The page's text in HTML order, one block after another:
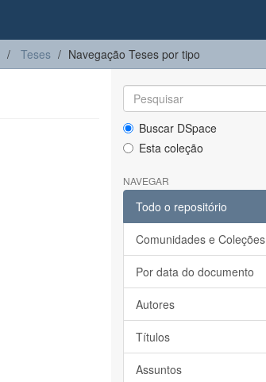
Teses Navegação Teses por tipo
Buscar DSpace
Esta coleção
NAVEGAR
Todo o repositório
Comunidades e Coleções
Por data do documento
Autores
Títulos
Assuntos